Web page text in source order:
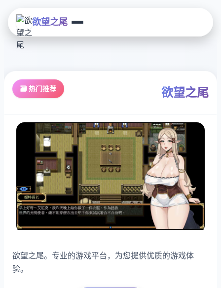
欲望之尾
🗃️ 热门推荐 欲望之尾
欲望之尾。专业的游戏平台，为您提供优质的游戏体
验。